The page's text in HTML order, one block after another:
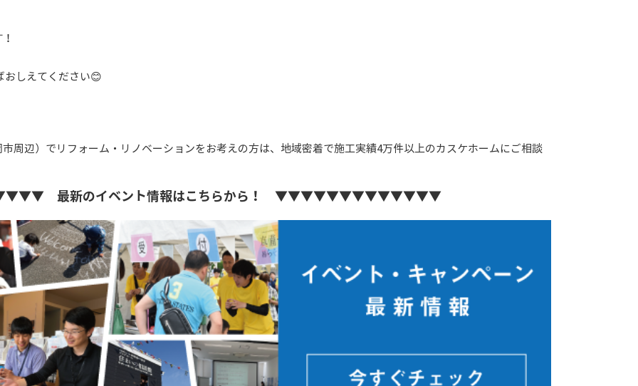
おしえてください😊
周辺）でリフォーム・リノベーションをお考えの方は、地域密着で施工実績4万件以上のカスケホームにご相談
最新のイベント情報はこちらから！ ▼▼▼▼▼▼▼▼▼▼▼▼▼